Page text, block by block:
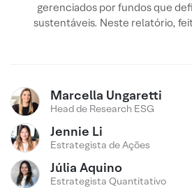
gerenciados por fundos que
sustentáveis. Neste relatório,
Marcella Ungaretti
Head de Research ESG
Jennie Li
Estrategista de Ações
Júlia Aquino
Estrategista Quantitativo